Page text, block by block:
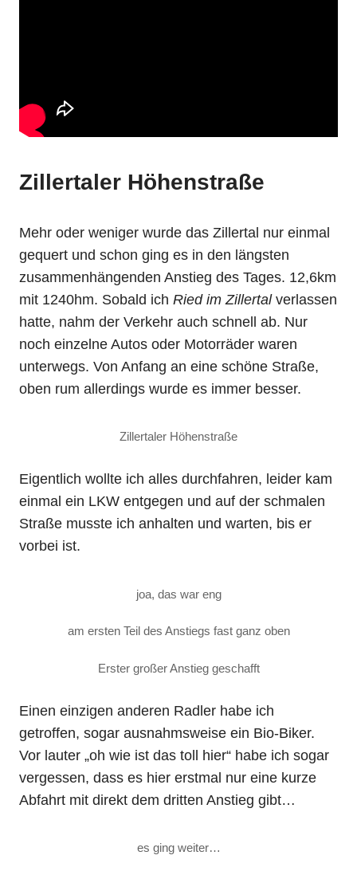
Zillertaler Höhenstraße
Mehr oder weniger wurde das Zillertal nur einmal
gequert und schon ging es in den längsten
zusammenhängenden Anstieg des Tages. 12,6km
mit 1240hm. Sobald ich Ried im Zillertalverlassen
hatte, nahm der Verkehr auch schnell ab. Nur
noch einzelne Autos oder Motorräder waren
unterwegs. Von Anfang an eine schöne Straße,
oben rum allerdings wurde es immer besser.
Zillertaler Höhenstraße
Eigentlich wollte ich alles durchfahren, leider kam
einmal ein LKW entgegen und auf der schmalen
Straße musste ich anhalten und warten, bis er
vorbei ist.
joa, das war eng
am ersten Teil des Anstiegs fast ganz oben
Erster großer Anstieg geschafft
Einen einzigen anderen Radler habe ich
getroffen, sogar ausnahmsweise ein Bio-Biker.
Vor lauter „oh wie ist das toll hier“ habe ich sogar
vergessen, dass es hier erstmal nur eine kurze
Abfahrt mit direkt dem dritten Anstieg gibt…
es ging weiter…